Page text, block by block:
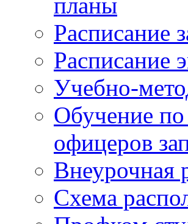
Расписание
Расписание
Учебно-
Обучение
офицеров
Внеурочная
Схема